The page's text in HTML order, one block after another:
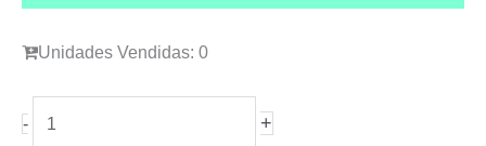
Unidades Vendidas: 0
-
Volumen
+